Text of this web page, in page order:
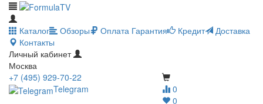
Каталог Обзоры Оплата Гарантия Кредит
Доставка
Контакты
Личный кабинет
Москва
0
0
+7 (495) 929-70-22
Telegram